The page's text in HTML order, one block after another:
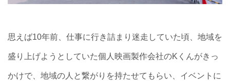
思えば10年前、仕事に行き詰まり迷走していた頃、地域を
盛り上げようとしていた個人映画製作会社のKくんがきっ
かけで、地域の人と繋がりを持たせてもらい、イベントに